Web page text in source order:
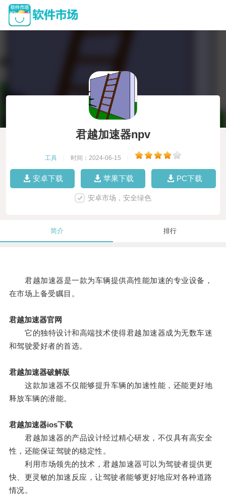
君越加速器npv
工具 时间：2024-06-15
安卓下载 苹果下载 PC下载
安卓市场，安全绿色
简介 排行
君越加速器是一款为车辆提供高性能加速的专业设备，
在市场上备受瞩目。
君越加速器官网
它的独特设计和高端技术使得君越加速器成为无数车迷
和驾驶爱好者的首选。
君越加速器破解版
这款加速器不仅能够提升车辆的加速性能，还能更好地
释放车辆的潜能。
君越加速器ios下载
君越加速器的产品设计经过精心研发，不仅具有高安全
性，还能保证驾驶的稳定性。
利用市场领先的技术，君越加速器可以为驾驶者提供更
快、更灵敏的加速反应，让驾驶者能够更好地应对各种道路
情况。